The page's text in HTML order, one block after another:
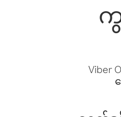
ကွ
Viber